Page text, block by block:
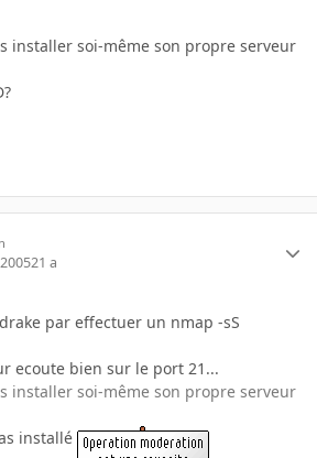
installer soi-même son propre serveur
21 a
par effectuer un nmap -sS
ecoute bien sur le port 21...
installer soi-même son propre serveur
installé